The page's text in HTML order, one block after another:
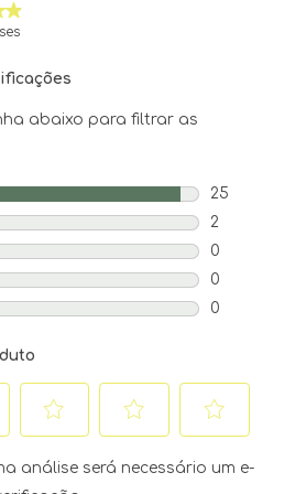
abaixo para filtrar as
25
25 análises
2
2 análises
0
0 análise
0
0 análise
0
para
para
para
análise será necessário um e-